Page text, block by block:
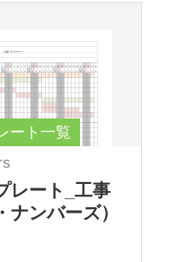
ート一覧
レート_工事
ナンバーズ）